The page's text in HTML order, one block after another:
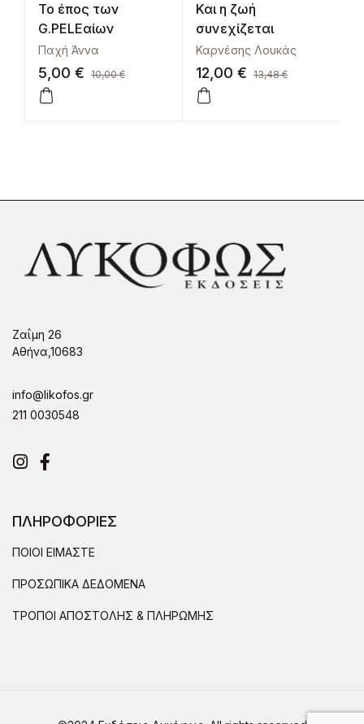
Το έπος των
G.PELEαίων
Παχή Άννα
5,00 € 10,00€
Και η ζωή
συνεχίζεται
Καρνέσης Λουκάς
12,00 € 13,48€
Ζαΐμη 26
Αθήνα,10683
info@likofos.gr
211 0030548
Instagram
Facebook
ΠΛΗΡΟΦΟΡΙΕΣ
ΠΟΙΟΙ ΕΙΜΑΣΤΕ
ΠΡΟΣΩΠΙΚΑ ΔΕΔΟΜΕΝΑ
ΤΡΟΠΟΙ ΑΠΟΣΤΟΛΗΣ & ΠΛΗΡΩΜΗΣ